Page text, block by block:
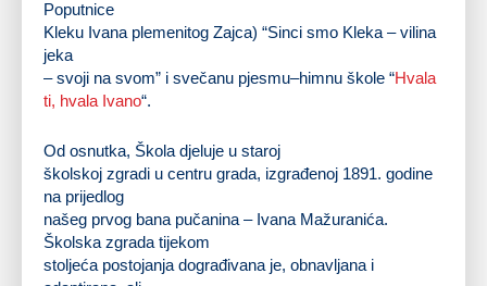
Poputnice
Kleku Ivana plemenitog Zajca) “Sinci smo Kleka – vilina
jeka
– svoji na svom” i svečanu pjesmu–himnu škole “Hvala
ti, hvala Ivano“.
Od osnutka, Škola djeluje u staroj
školskoj zgradi u centru grada, izgrađenoj 1891. godine
na prijedlog
našeg prvog bana pučanina – Ivana Mažuranića.
Školska zgrada tijekom
stoljeća postojanja dograđivana je, obnavljana i